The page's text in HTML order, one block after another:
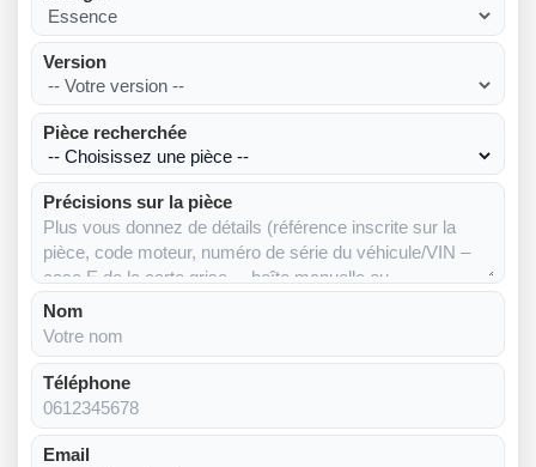
Version
Pièce recherchée
Précisions sur la pièce
Nom
Téléphone
Email